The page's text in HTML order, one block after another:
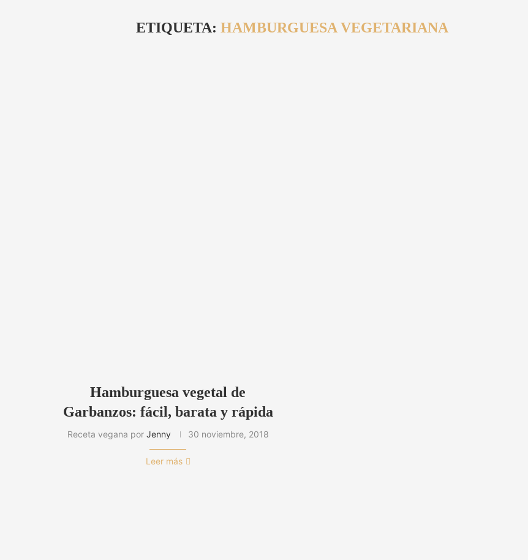
ETIQUETA: HAMBURGUESA VEGETARIANA
Hamburguesa vegetal de
Garbanzos: fácil, barata y rápida
Receta vegana por Jenny 30 noviembre, 2018
Leer más